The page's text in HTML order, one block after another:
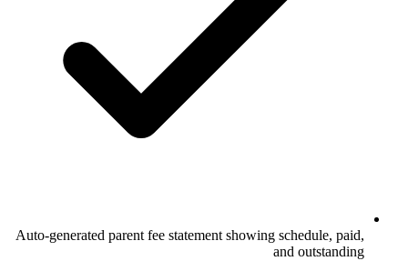
Auto-generated parent fee statement showing schedule, paid,
and outstanding